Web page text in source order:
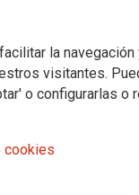
la navegación
visitantes.
o configurarlas o
cookies